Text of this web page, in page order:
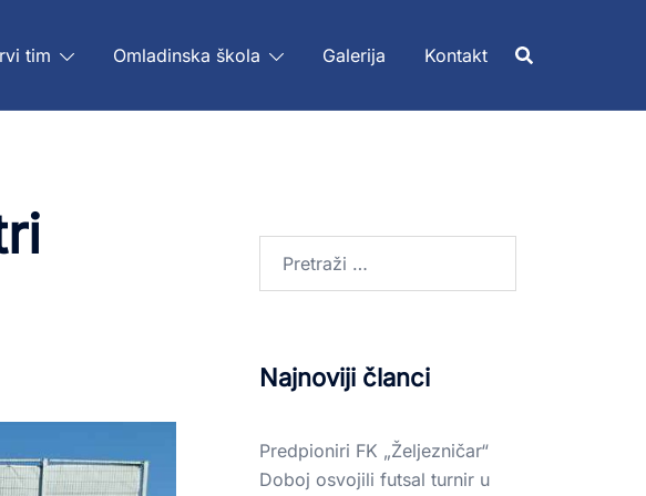
tim Omladinska škola Galerija Kontakt
Najnoviji članci
Predpioniri FK „Željezničar“
Doboj osvojili futsal turnir u